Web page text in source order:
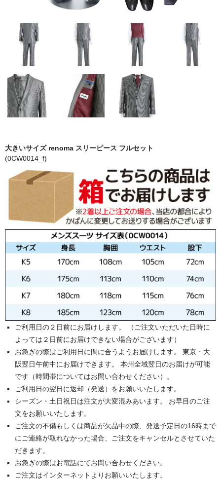
大きいサイズ renoma スリーピース フルセット
(0CW0014_f)
ご利用日の２日前にお届けします。 （ご注文いただいた日時に
よっては２日前にお届けできない場合がございます）
お急ぎの際はご利用日に間に合うようお届けします。 東京・大
阪翌日午前中にお届けできます。 本州全域翌日のお届けが可能
です（時間帯についてはお問い合わせください）。
ご利用日の翌日に返却（発送）をお願いいたします。
シーズン・土日祝日は注文が大変混みあいます。 お早目のご注
文をお願いいたします。
ご注文の不備もしくは商品が欠品中の際、発送予定日の16時まで
にご連絡が取れなかった場合、ご注文をキャンセルとさせていた
だきます。
お急ぎの際はお電話にてお問い合わせください。
ご注文はインターネットよりお願いいたします。